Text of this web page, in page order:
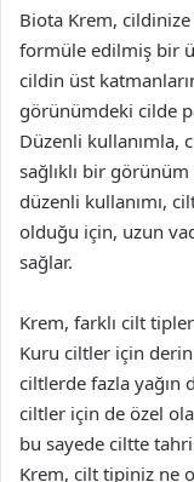
Biota Krem,
formüle edilmiş bir
cildin üst
görünümdeki cilde
Düzenli kullanımla,
sağlıklı bir
düzenli kullanımı,
olduğu için, uzun
sağlar.
Krem, farklı cilt
Kuru ciltler için
ciltlerde fazla yağın
ciltler için de özel
bu sayede ciltte
Krem, cilt tipiniz ne